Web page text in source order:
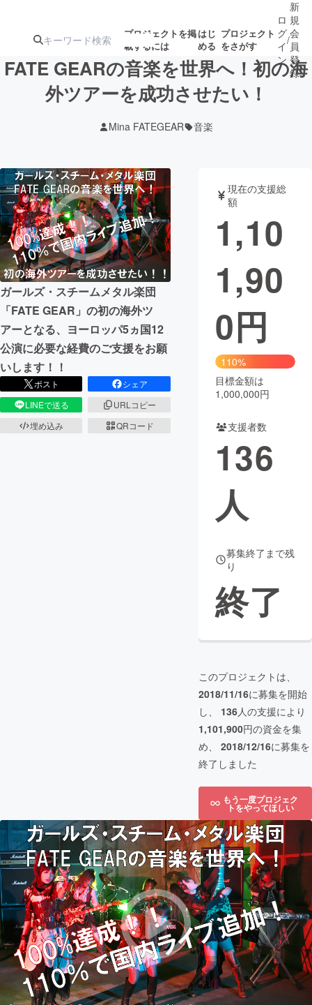
プロジェクトを掲
載するには
はじ
める
プロジェクト
をさがす
ジェクト
募集終了が近いプ
ロジェクト
アート・写真 音楽
テクノロジー・ガジェット ゲーム・サ
映像・映画
ビジネス・起業
まちづくり・地域活性化
CAMPFIRE for Social Good CAMPFIRE Creation
CAMPFIREふるさと納税
コミュニティ
ロ
グ
イ
ン
/
新
規
会
員
登
録
FATE GEARの音楽を世界へ！初の海
外ツアーを成功させたい！
Mina FATEGEAR 音楽
ガールズ・スチームメタル楽団
「FATE GEAR」の初の海外ツ
アーとなる、ヨーロッパ5ヵ国12
公演に必要な経費のご支援をお願
いします！！
ポスト
シェア
LINEで送る
URLコピー
埋め込み
QRコード
現在の支援総
額
1,10
1,90
0円
110%
目標金額は
1,000,000円
支援者数
136
人
募集終了まで残
り
終了
このプロジェクトは、
2018/11/16に募集を開始
し、 136人の支援により
1,101,900円の資金を集
め、 2018/12/16に募集を
終了しました
もう一度プロジェク
トをやってほしい